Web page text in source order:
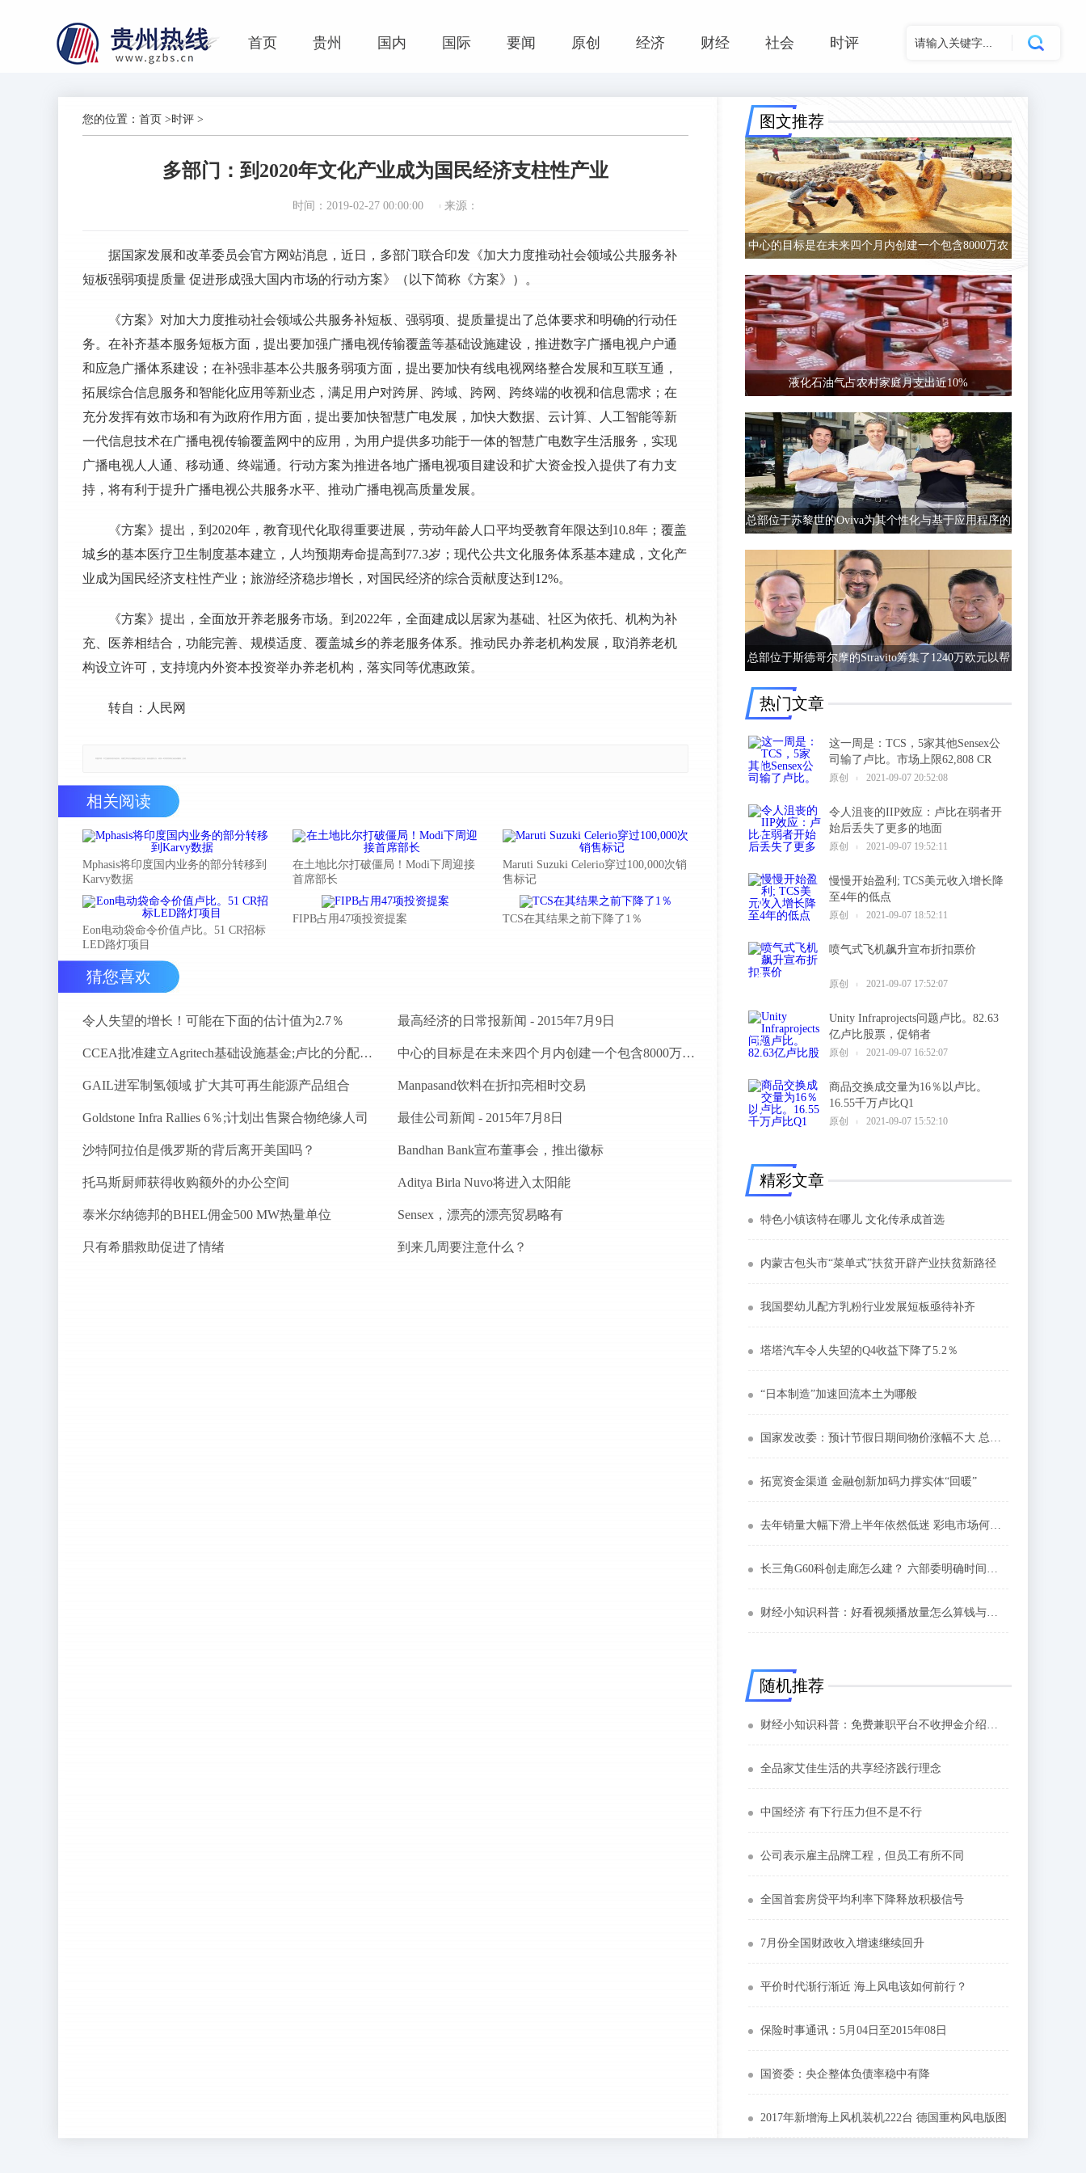
首页 贵州 国内 国际 要闻 原创 经济 财经 社会 时评
您的位置： 首页 >时评 >
多部门：到2020年文化产业成为国民经济支柱性产业
时间：2019-02-27 00:00:00 来源：
据国家发展和改革委员会官方网站消息，近日，多部门联合印发《加大力度推动社会领域公共服务补
短板强弱项提质量 促进形成强大国内市场的行动方案》（以下简称《方案》）。
《方案》对加大力度推动社会领域公共服务补短板、强弱项、提质量提出了总体要求和明确的行动任
务。在补齐基本服务短板方面，提出要加强广播电视传输覆盖等基础设施建设，推进数字广播电视户户通
和应急广播体系建设；在补强非基本公共服务弱项方面，提出要加快有线电视网络整合发展和互联互通，
拓展综合信息服务和智能化应用等新业态，满足用户对跨屏、跨域、跨网、跨终端的收视和信息需求；在
充分发挥有效市场和有为政府作用方面，提出要加快智慧广电发展，加快大数据、云计算、人工智能等新
一代信息技术在广播电视传输覆盖网中的应用，为用户提供多功能于一体的智慧广电数字生活服务，实现
广播电视人人通、移动通、终端通。行动方案为推进各地广播电视项目建设和扩大资金投入提供了有力支
持，将有利于提升广播电视公共服务水平、推动广播电视高质量发展。
《方案》提出，到2020年，教育现代化取得重要进展，劳动年龄人口平均受教育年限达到10.8年；覆盖
城乡的基本医疗卫生制度基本建立，人均预期寿命提高到77.3岁；现代公共文化服务体系基本建成，文化产
业成为国民经济支柱性产业；旅游经济稳步增长，对国民经济的综合贡献度达到12%。
《方案》提出，全面放开养老服务市场。到2022年，全面建成以居家为基础、社区为依托、机构为补
充、医养相结合，功能完善、规模适度、覆盖城乡的养老服务体系。推动民办养老机构发展，取消养老机
构设立许可，支持境内外资本投资举办养老机构，落实同等优惠政策。
转自：人民网
相关阅读
Mphasis将印度国内业务的部分转移到
Karvy数据
在土地比尔打破僵局！Modi下周迎接
首席部长
Maruti Suzuki Celerio穿过100,000次销
售标记
Eon电动袋命令价值卢比。51 CR招标
LED路灯项目
FIPB占用47项投资提案 TCS在其结果之前下降了1％
猜您喜欢
令人失望的增长！可能在下面的估计值为2.7％ 最高经济的日常报新闻 - 2015年7月9日
CCEA批准建立Agritech基础设施基金;卢比的分配预算。200亿卢比 中心的目标是在未来四个月内创建一个包含8000万农民的数据库
GAIL进军制氢领域 扩大其可再生能源产品组合 Manpasand饮料在折扣亮相时交易
Goldstone Infra Rallies 6％;计划出售聚合物绝缘人司 最佳公司新闻 - 2015年7月8日
沙特阿拉伯是俄罗斯的背后离开美国吗？ Bandhan Bank宣布董事会，推出徽标
托马斯厨师获得收购额外的办公空间 Aditya Birla Nuvo将进入太阳能
泰米尔纳德邦的BHEL佣金500 MW热量单位 Sensex，漂亮的漂亮贸易略有
只有希腊救助促进了情绪 到来几周要注意什么？
图文推荐
中心的目标是在未来四个月内创建一个包含8000万农
液化石油气占农村家庭月支出近10%
总部位于苏黎世的Oviva为其个性化与基于应用程序的
总部位于斯德哥尔摩的Stravito筹集了1240万欧元以帮
热门文章
这一周是：TCS，5家其他Sensex公
司输了卢比。市场上限62,808 CR
原创 2021-09-07 20:52:08
1
令人沮丧的IIP效应：卢比在弱者开
始后丢失了更多的地面
原创 2021-09-07 19:52:11
2
慢慢开始盈利; TCS美元收入增长降
至4年的低点
原创 2021-09-07 18:52:11
3
喷气式飞机飙升宣布折扣票价
原创 2021-09-07 17:52:07
4
Unity Infraprojects问题卢比。82.63
亿卢比股票，促销者
原创 2021-09-07 16:52:07
5
商品交换成交量为16％以卢比。
16.55千万卢比Q1
原创 2021-09-07 15:52:10
6
精彩文章
特色小镇该特在哪儿 文化传承成首选
内蒙古包头市“菜单式”扶贫开辟产业扶贫新路径
我国婴幼儿配方乳粉行业发展短板亟待补齐
塔塔汽车令人失望的Q4收益下降了5.2％
“日本制造”加速回流本土为哪般
国家发改委：预计节假日期间物价涨幅不大 总体平稳运行
拓宽资金渠道 金融创新加码力撑实体“回暖”
去年销量大幅下滑上半年依然低迷 彩电市场何时走出瓶颈
长三角G60科创走廊怎么建？ 六部委明确时间表路线图任务书
财经小知识科普：好看视频播放量怎么算钱与三个方面有关
随机推荐
财经小知识科普：免费兼职平台不收押金介绍这三个
全品家艾佳生活的共享经济践行理念
中国经济 有下行压力但不是不行
公司表示雇主品牌工程，但员工有所不同
全国首套房贷平均利率下降释放积极信号
7月份全国财政收入增速继续回升
平价时代渐行渐近 海上风电该如何前行？
保险时事通讯：5月04日至2015年08日
国资委：央企整体负债率稳中有降
2017年新增海上风机装机222台 德国重构风电版图